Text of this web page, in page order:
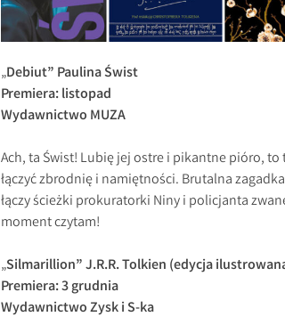
„Debiut” Paulina Świst
Premiera: listopad
Wydawnictwo MUZA
Ach, ta Świst! Lubię jej ostre i pikantne pióro,
łączyć zbrodnię i namiętności. Brutalna
łączy ścieżki prokuratorki Niny i policjanta
moment czytam!
„Silmarillion” J.R.R. Tolkien (edycja
Premiera: 3 grudnia
Wydawnictwo Zysk i S-ka